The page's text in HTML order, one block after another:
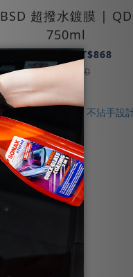
BSD 超撥水鍍膜 | QD
750ml
NT$459 ~ NT$868
NT$1,300